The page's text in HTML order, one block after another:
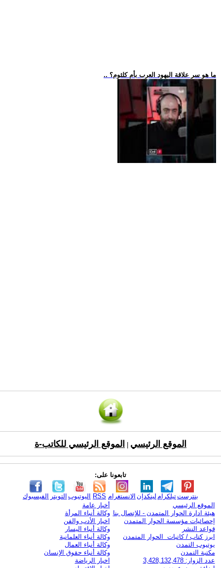
.. ما هو سر علاقة اليهود العرب بأم كلثوم؟
الموقع الرئيسي الموقع الرئيسي للكاتب-ة
تابعونا على:
الفيسبوك التويتر اليوتيوب RSS الانستغرام لينكدإن تيلكرامبنترست
الموقع الرئيسي
هيئة ادارة الحوار المتمدن - للإتصال بنا
إحصائيات مؤسسة الحوار المتمدن
قواعد النشر
ابرز كتاب / كاتبات الحوار المتمدن
يوتيوب التمدن
مكتبة التمدن
عدد الزوار: 3,428,132,478
أخبار عامة
وكالة أنباء المرأة
اخبار الأدب والفن
وكالة أنباء اليسار
وكالة أنباء العلمانية
وكالة أنباء العمال
وكالة أنباء حقوق الإنسان
اخبار الرياضة